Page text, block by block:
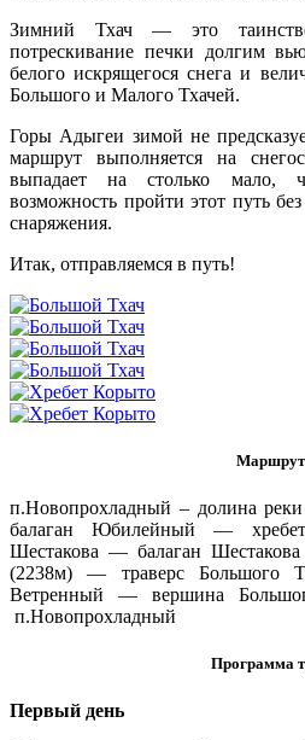
Зимний Тхач — это
потрескивание печки долгим
белого искрящегося снега и
Большого и Малого Тхачей.
Горы Адыгеи зимой не
маршрут выполняется на
выпадает на столько мало,
возможность пройти этот путь
снаряжения.
Итак, отправляемся в путь!
Маршрут
п.Новопрохладный – долина
балаган Юбилейный —
Шестакова — балаган
(2238м) — траверс Большого
Ветренный — вершина
п.Новопрохладный
Программа
Первый день